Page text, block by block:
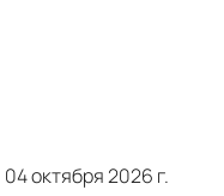
04 октября 2026 г.